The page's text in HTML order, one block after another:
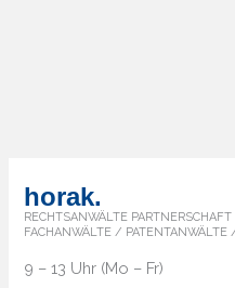
horak.
RECHTSANWÄLTE
FACHANWÄLTE / PATENTANWÄLTE
9 – 13 Uhr (Mo – Fr)